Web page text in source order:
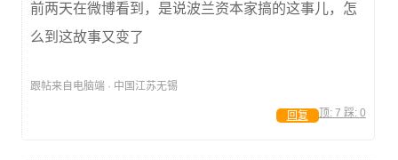
前两天在微博看到，是说波兰资本家搞的这事儿，怎
么到这故事又变了
跟帖来自电脑端 · 中国江苏无锡
顶: 7 踩: 0
回复